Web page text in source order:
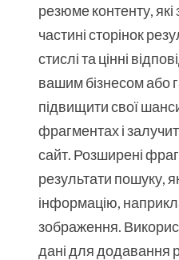
резюме контенту,
частині сторінок
стислі та цінні
вашим бізнесом або
підвищити свої
фрагментах і
сайт. Розширені
результати пошуку,
інформацію,
зображення.
дані для додавання